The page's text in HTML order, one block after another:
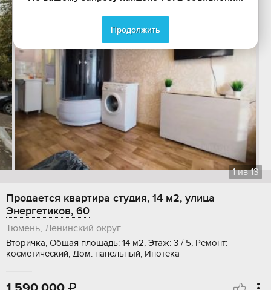
1из13
Продается квартира студия, 14 м2, улица
Энергетиков, 60
Тюмень, Ленинский округ
Вторичка, Общая площадь: 14 м2, Этаж: 3 / 5, Ремонт:
косметический, Дом: панельный, Ипотека

Продолжить